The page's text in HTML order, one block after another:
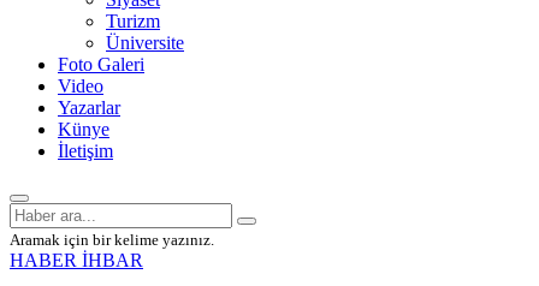
Turizm
Üniversite
Foto Galeri
Video
Yazarlar
Künye
İletişim
Aramak için bir kelime yazınız.
HABER İHBAR